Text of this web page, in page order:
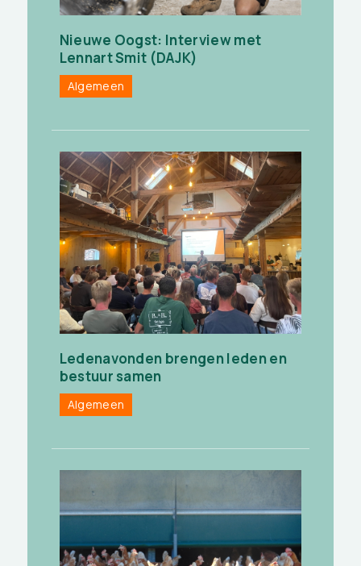
Nieuwe Oogst: Interview met
Lennart Smit (DAJK)
Algemeen
Ledenavonden brengen leden en
bestuur samen
Algemeen